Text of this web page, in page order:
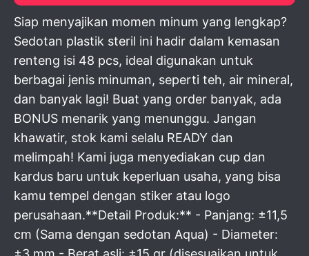
Siap menyajikan momen minum yang lengkap?
Sedotan plastik steril ini hadir dalam kemasan
renteng isi 48 pcs, ideal digunakan untuk
berbagai jenis minuman, seperti teh, air mineral,
dan banyak lagi! Buat yang order banyak, ada
BONUS menarik yang menunggu. Jangan
khawatir, stok kami selalu READY dan
melimpah! Kami juga menyediakan cup dan
kardus baru untuk keperluan usaha, yang bisa
kamu tempel dengan stiker atau logo
perusahaan.**Detail Produk:** - Panjang: ±11,5
cm (Sama dengan sedotan Aqua) - Diameter: